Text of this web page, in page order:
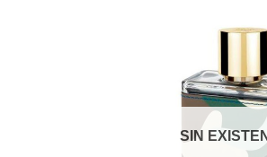
SIN